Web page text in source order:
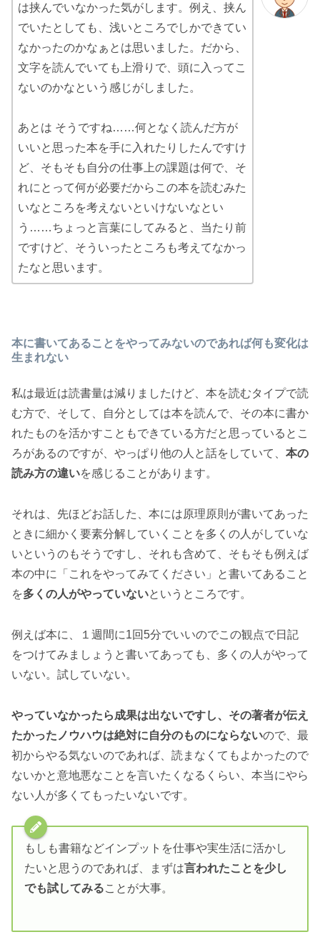
は挟んでいなかった気がします。例え、挟ん
でいたとしても、浅いところでしかできてい
なかったのかなぁとは思いました。だから、
文字を読んでいても上滑りで、頭に入ってこ
ないのかなという感じがしました。
あとは そうですね……何となく読んだ方が
いいと思った本を手に入れたりしたんですけ
ど、そもそも自分の仕事上の課題は何で、そ
れにとって何が必要だからこの本を読むみた
いなところを考えないといけないなとい
う……ちょっと言葉にしてみると、当たり前
ですけど、そういったところも考えてなかっ
たなと思います。
本に書いてあることをやってみないのであれば何も変化は
生まれない
私は最近は読書量は減りましたけど、本を読むタイプで読
む方で、そして、自分としては本を読んで、その本に書か
れたものを活かすこともできている方だと思っているとこ
ろがあるのですが、やっぱり他の人と話をしていて、 本の
読み方の違いを感じることがあります。
それは、先ほどお話した、本には原理原則が書いてあった
ときに細かく要素分解していくことを多くの人がしていな
いというのもそうですし、それも含めて、そもそも例えば
本の中に「これをやってみてください」と書いてあること
を多くの人がやっていないというところです。
例えば本に、１週間に1回5分でいいのでこの観点で日記
をつけてみましょうと書いてあっても、多くの人がやって
いない。試していない。
やっていなかったら成果は出ないですし、その著者が伝え
たかったノウハウは絶対に自分のものにならないので、最
初からやる気ないのであれば、読まなくてもよかったので
ないかと意地悪なことを言いたくなるくらい、本当にやら
ない人が多くてもったいないです。
もしも書籍などインプットを仕事や実生活に活かし
たいと思うのであれば、まずは言われたことを少し
でも試してみることが大事。